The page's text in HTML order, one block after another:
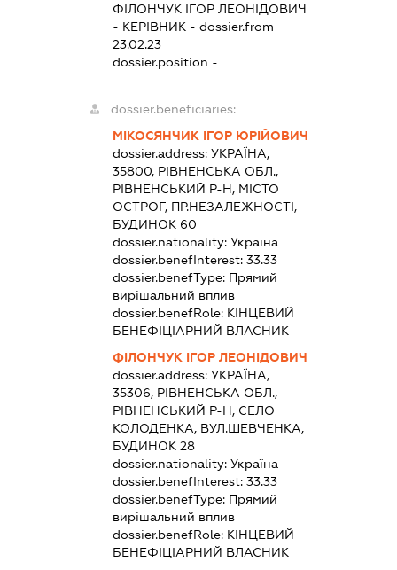
ФІЛОНЧУК ІГОР ЛЕОНІДОВИЧ
- КЕРІВНИК - dossier.from
23.02.23
dossier.position -
dossier.beneficiaries:
МІКОСЯНЧИК ІГОР ЮРІЙОВИЧ
dossier.address:УКРАЇНА,
35800, РІВНЕНСЬКА ОБЛ.,
РІВНЕНСЬКИЙ Р-Н, МІСТО
ОСТРОГ, ПР.НЕЗАЛЕЖНОСТІ,
БУДИНОК 60
dossier.nationality:Україна
dossier.benefInterest:33.33
dossier.benefType: Прямий
вирішальний вплив
dossier.benefRole: КІНЦЕВИЙ
БЕНЕФІЦІАРНИЙ ВЛАСНИК
ФІЛОНЧУК ІГОР ЛЕОНІДОВИЧ
dossier.address:УКРАЇНА,
35306, РІВНЕНСЬКА ОБЛ.,
РІВНЕНСЬКИЙ Р-Н, СЕЛО
КОЛОДЕНКА, ВУЛ.ШЕВЧЕНКА,
БУДИНОК 28
dossier.nationality:Україна
dossier.benefInterest:33.33
dossier.benefType: Прямий
вирішальний вплив
dossier.benefRole: КІНЦЕВИЙ
БЕНЕФІЦІАРНИЙ ВЛАСНИК